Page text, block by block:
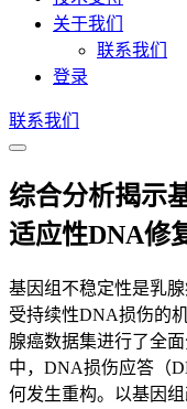
关于我们
联系我们
登录
联系我们
综合分析揭示
适应性DNA修
基因组不稳定性是乳
受持续性DNA损伤的
腺癌数据集进行了全
中，DNA损伤应答（
何发生重构。以基因组